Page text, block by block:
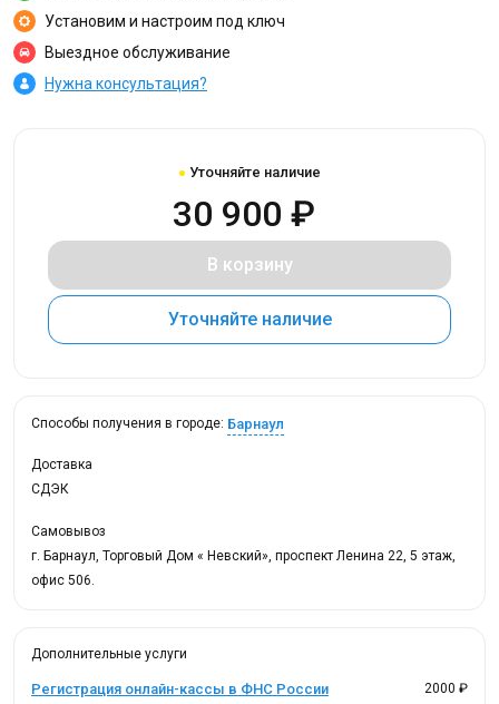
Установим и настроим под ключ
Выездное обслуживание
Нужна консультация?
Уточняйте наличие
30 900 ₽
В корзину
Уточняйте наличие
Способы получения в городе: Барнаул
Доставка
СДЭК
Самовывоз
г. Барнаул, Торговый Дом « Невский», проспект Ленина 22, 5 этаж,
офис 506.
Дополнительные услуги
Регистрация онлайн-кассы в ФНС России 2000 ₽